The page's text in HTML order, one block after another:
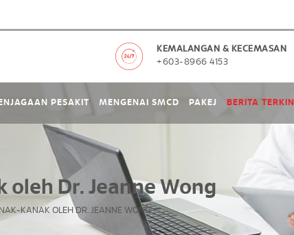
KEMALANGAN & KECEMASAN
+603-8966 4153
PESAKIT MENGENAI SMCD PAKEJ BERITA TERKINI
oleh Dr. Jeanne Wong
KANAK OLEH DR. JEANNE WONG